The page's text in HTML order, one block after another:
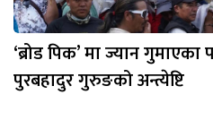
‘ब्रोड पिक’ मा ज्यान गुमाएका
पुरबहादुर गुरुङको अन्त्येष्टि